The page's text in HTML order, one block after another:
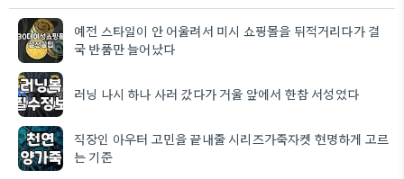
예전 스타일이 안 어울려서 미시 쇼핑몰을 뒤적거리다가 결
국 반품만 늘어났다
러닝 나시 하나 사러 갔다가 거울 앞에서 한참 서성였다
직장인 아우터 고민을 끝내줄 시리즈가죽자켓 현명하게 고르
는 기준